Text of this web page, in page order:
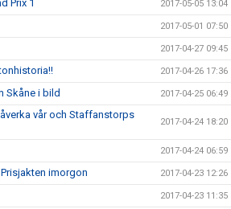
Prix 1 2017-05-05 13:04
2017-05-01 07:50
2017-04-27 09:45
2017-04-26 17:36
Skåne i bild 2017-04-25 06:49
vår och Staffanstorps
2017-04-24 18:20
2017-04-24 06:59
imorgon 2017-04-23 12:26
2017-04-23 11:35